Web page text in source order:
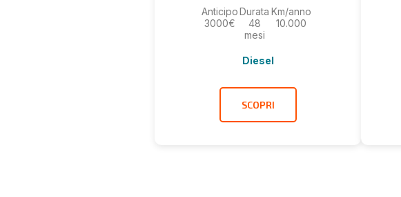
Anticipo
3000€
Durata
48
mesi
Km/anno
10.000
Diesel
SCOPRI